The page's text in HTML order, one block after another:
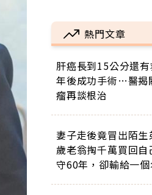
熱門文章
肝癌長到15公分還
年後成功手術…醫揭
瘤再談根治
妻子走後竟冒出陌
歲老翁掏千萬買回
守60年，卻輸給一